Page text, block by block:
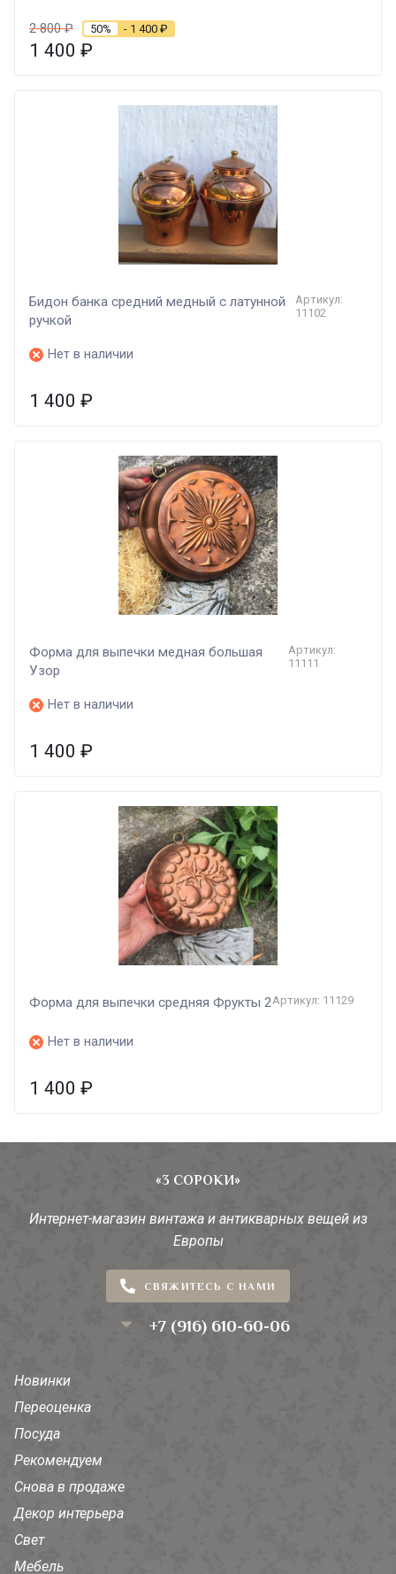
2 800₽ 50% - 1 400 ₽
1 400 ₽
Бидон банка средний медный с латунной
ручкой
Артикул:
11102
Нет в наличии
1 400 ₽
Форма для выпечки медная большая
Узор
Артикул:
11111
Нет в наличии
1 400 ₽
Форма для выпечки средняя Фрукты 2Артикул: 11129
Нет в наличии
1 400 ₽
«3 СОРОКИ»
Интернет-магазин винтажа и антикварных вещей из
Европы
СВЯЖИТЕСЬ С НАМИ
+7 (916) 610-60-06
Новинки
Переоценка
Посуда
Рекомендуем
Снова в продаже
Декор интерьера
Свет
Мебель